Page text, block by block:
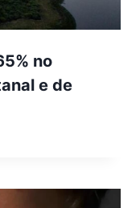
no
e de